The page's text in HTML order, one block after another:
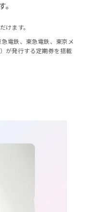
けます。
電鉄、東急電鉄、東京メ
が発行する定期券を搭載
ィンドウで開きます